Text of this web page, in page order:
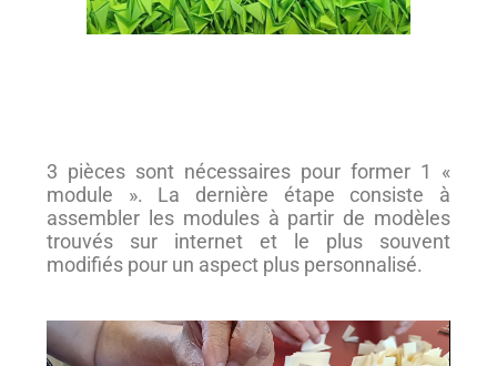
3 pièces sont nécessaires pour former 1 «
module ». La dernière étape consiste à
assembler les modules à partir de modèles
trouvés sur internet et le plus souvent
modifiés pour un aspect plus personnalisé.